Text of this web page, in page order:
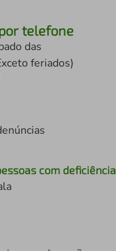
telefone
das
feriados)
com deficiência